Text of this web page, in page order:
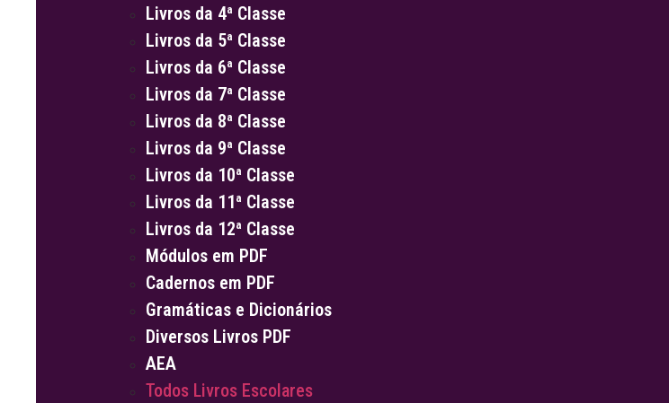
Livros da 4ª Classe
Livros da 5ª Classe
Livros da 6ª Classe
Livros da 7ª Classe
Livros da 8ª Classe
Livros da 9ª Classe
Livros da 10ª Classe
Livros da 11ª Classe
Livros da 12ª Classe
Módulos em PDF
Cadernos em PDF
Gramáticas e Dicionários
Diversos Livros PDF
AEA
Todos Livros Escolares